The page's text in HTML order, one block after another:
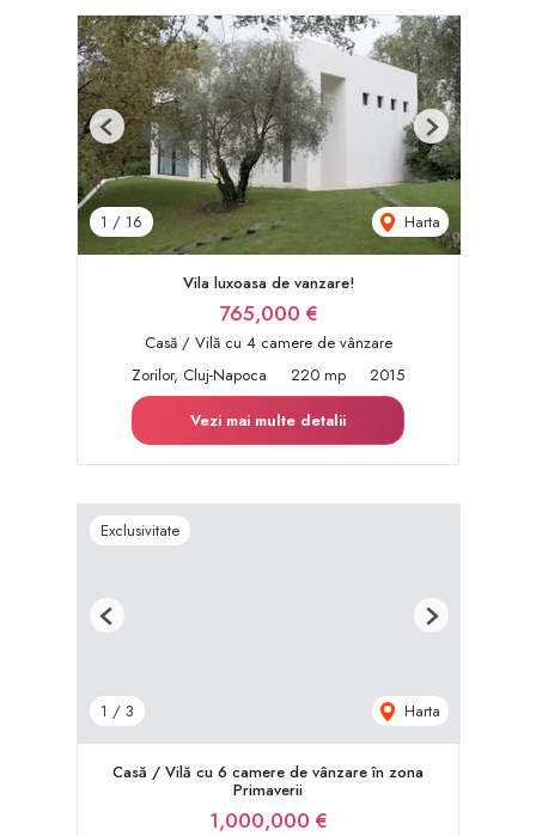
1 / 16 Harta
Previous Next
Vila luxoasa de vanzare!
765,000 €
Casă / Vilă cu 4 camere de vânzare
Zorilor, Cluj-Napoca
220 mp
2015
Vezi mai multe detalii
Exclusivitate
1 / 3 Harta
Previous Next
Casă / Vilă cu 6 camere de vânzare în zona
Primaverii
1,000,000 €